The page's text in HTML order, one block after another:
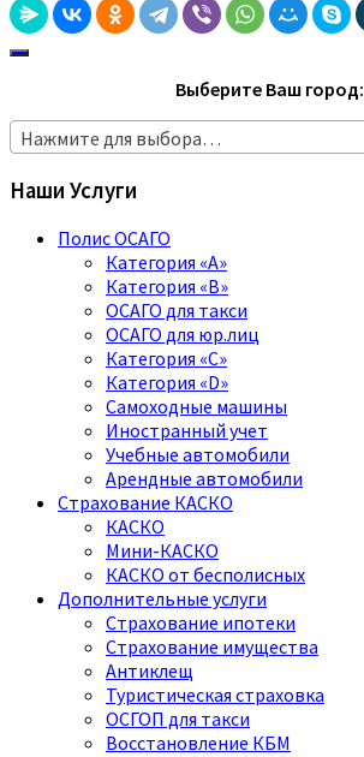
Выберите Ваш город:
Нажмите для выбора…
Наши Услуги
Полис ОСАГО
Категория «A»
Категория «B»
ОСАГО для такси
ОСАГО для юр.лиц
Категория «C»
Категория «D»
Самоходные машины
Иностранный учет
Учебные автомобили
Арендные автомобили
Страхование КАСКО
КАСКО
Мини-КАСКО
КАСКО от бесполисных
Дополнительные услуги
Страхование ипотеки
Страхование имущества
Антиклещ
Туристическая страховка
ОСГОП для такси
Восстановление КБМ